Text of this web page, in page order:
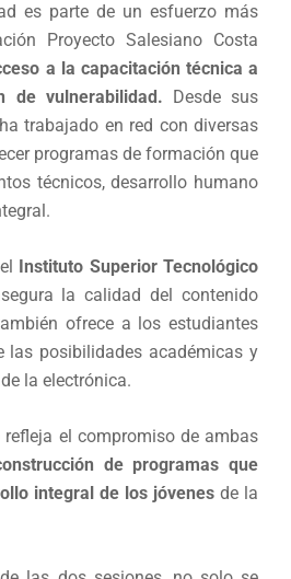
es parte de un esfuerzo más
Proyecto Salesiano Costa
a la capacitación técnica a
de vulnerabilidad. Desde sus
trabajado en red con diversas
programas de formación que
técnicos, desarrollo humano
Instituto Superior Tecnológico
la calidad del contenido
ofrece a los estudiantes
las posibilidades académicas y
la electrónica.
el compromiso de ambas
de programas que
integral de los jóvenes de la